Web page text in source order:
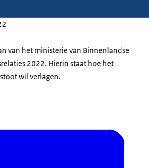
van het ministerie van Binnenlandse
2022. Hierin staat hoe het
wil verlagen.